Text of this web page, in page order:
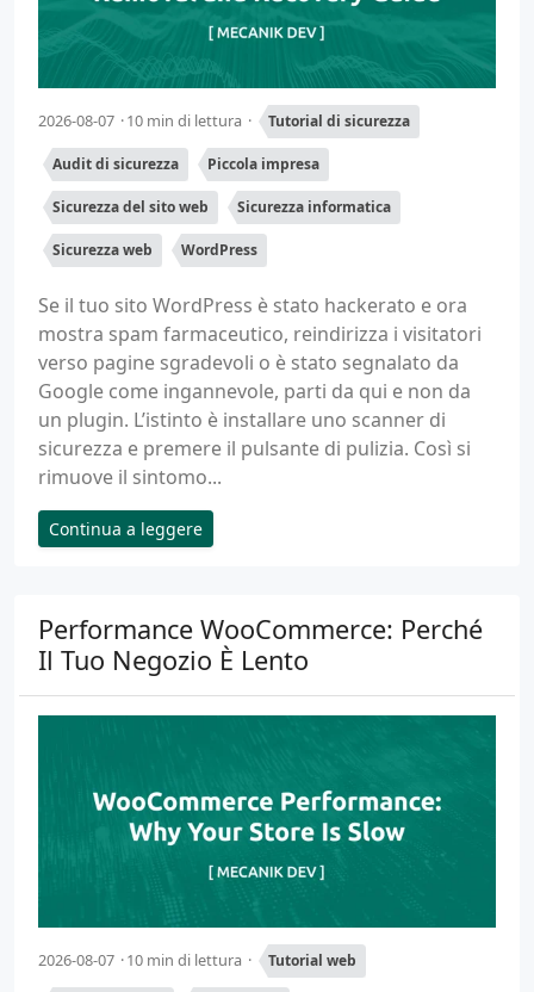
2026-08-07 10 min di lettura Tutorial di sicurezza
Audit di sicurezza Piccola impresa
Sicurezza del sito web Sicurezza informatica
Sicurezza web WordPress
Se il tuo sito WordPress è stato hackerato e ora
mostra spam farmaceutico, reindirizza i visitatori
verso pagine sgradevoli o è stato segnalato da
Google come ingannevole, parti da qui e non da
un plugin. L’istinto è installare uno scanner di
sicurezza e premere il pulsante di pulizia. Così si
rimuove il sintomo...
Continua a leggere
Performance WooCommerce: Perché
Il Tuo Negozio È Lento
2026-08-07 10 min di lettura Tutorial web